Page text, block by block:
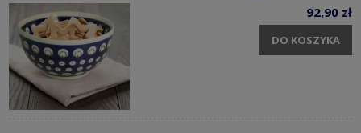
92,90 zł
DO KOSZYKA